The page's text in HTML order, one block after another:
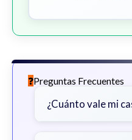
Preguntas Frecuentes
¿Cuánto vale mi